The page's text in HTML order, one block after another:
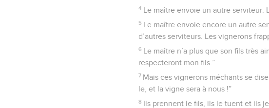
4 Le maître envoie un autre serviteur.
5 Le maître envoie encore un autre
d’autres serviteurs. Les vignerons
6 Le maître n’a plus que son fils très
respecteront mon fils.”
7 Mais ces vignerons méchants se
le, et la vigne sera à nous !”
8 Ils prennent le fils, ils le tuent et ils